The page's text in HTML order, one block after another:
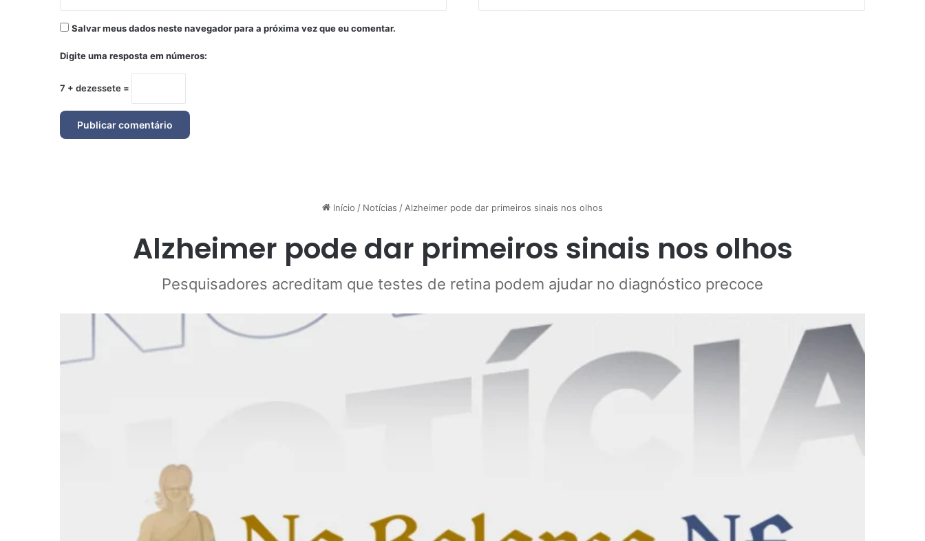
Salvar meus dados neste navegador para a próxima vez que eu comentar.
Digite uma resposta em números:
7 + dezessete =